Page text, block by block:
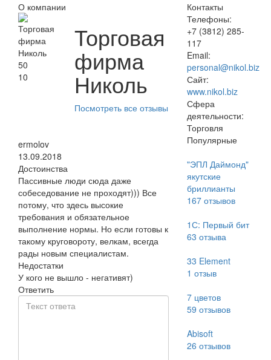
О компании
50
10
Торговая
фирма
Николь
Посмотреть все отзывы
ermolov
13.09.2018
Достоинства
Пассивные люди сюда даже
собеседование не проходят))) Все
потому, что здесь высокие
требования и обязательное
выполнение нормы. Но если готовы к
такому круговороту, велкам, всегда
рады новым специалистам.
Недостатки
У кого не вышло - негативят)
Ответить
Контакты
Телефоны:
+7 (3812) 285-
117
Email:
personal@nikol.biz
Сайт:
www.nikol.biz
Сфера
деятельности:
Торговля
Популярные
"ЭПЛ Даймонд"
якутские
бриллианты
167отзывов
1С: Первый бит
63 отзыва
33 Element
1 отзыв
7 цветов
59 отзывов
Abisoft
26 отзывов